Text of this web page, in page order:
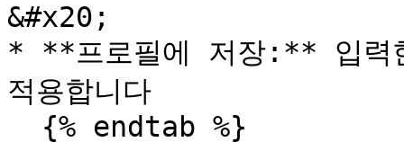
&#x20;
* **프로필에 저장:** 입력
적용합니다